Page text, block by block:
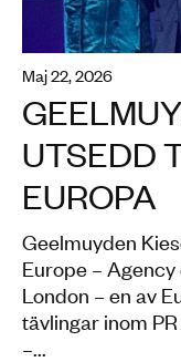
maj 22, 2026
UTSEDD
EUROPA
Geelmuyden
Europe –
London – en av
tävlingar inom
–...